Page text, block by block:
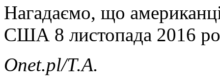
Нагадаємо, що
США 8 листопада 2016
Onet.pl/Т.А.